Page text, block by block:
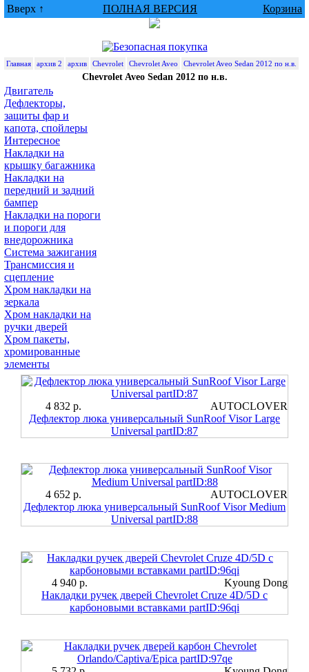
Вверх ↑ ПОЛНАЯ ВЕРСИЯ Корзина
Главная архив 2 архив Chevrolet Chevrolet Aveo Chevrolet Aveo Sedan 2012 по н.в.
Chevrolet Aveo Sedan 2012 по н.в.
Двигатель
Дефлекторы,
защиты фар и
капота, спойлеры
Интересное
Накладки на
крышку багажника
Накладки на
передний и задний
бампер
Накладки на пороги
и пороги для
внедорожника
Система зажигания
Трансмиссия и
сцепление
Хром накладки на
зеркала
Хром накладки на
ручки дверей
Хром пакеты,
хромированные
элементы
4 832 р.
AUTOCLOVER
Дефлектор люка универсальный SunRoof Visor Large
Universal partID:87
4 652 р.
AUTOCLOVER
Дефлектор люка универсальный SunRoof Visor Medium
Universal partID:88
4 940 р.
Kyoung Dong
Накладки ручек дверей Chevrolet Cruze 4D/5D с
карбоновыми вставками partID:96qi